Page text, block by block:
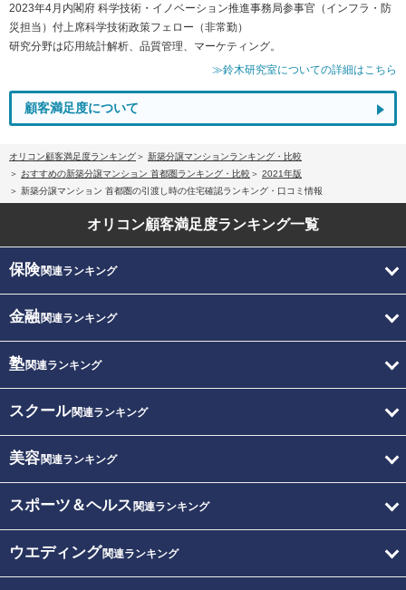
2023年4月内閣府 科学技術・イノベーション推進事務局参事官（インフラ・防
災担当）付上席科学技術政策フェロー（非常勤）
研究分野は応用統計解析、品質管理、マーケティング。
≫鈴木研究室についての詳細はこちら
顧客満足度について
オリコン顧客満足度ランキング
新築分譲マンションランキング・比較
おすすめの新築分譲マンション 首都圏ランキング・比較
2021年版
新築分譲マンション 首都圏の引渡し時の住宅確認ランキング・口コミ情報
オリコン顧客満足度ランキング一覧
保険関連ランキング
金融関連ランキング
塾関連ランキング
スクール関連ランキング
美容関連ランキング
スポーツ＆ヘルス 関連ランキング
ウエディング関連ランキング